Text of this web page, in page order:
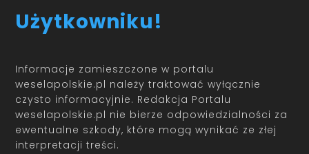
Użytkowniku!
Informacje zamieszczone w portalu
weselapolskie.pl należy traktować wyłącznie
czysto informacyjnie. Redakcja Portalu
weselapolskie.pl nie bierze odpowiedzialności za
ewentualne szkody, które mogą wynikać ze złej
interpretacji treści.